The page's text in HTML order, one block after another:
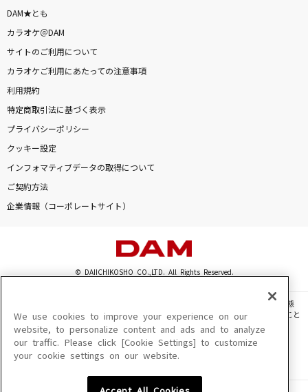
DAM★とも
カラオケ＠DAM
サイトのご利用について
カラオケご利用にあたっての注意事項
利用規約
特定商取引法に基づく表示
プライバシーポリシー
クッキー設定
インフォマティブデータの取得について
ご契約方法
企業情報（コーポレートサイト）
© DAIICHIKOSHO CO.,LTD. All Rights Reserved.
このサイトに掲載されている一切の文章・画像・写真・動画・音声等を、手段や形態
を問わず、著作権法の定める範囲を超えて無断で複製、転載、ファイル化などすること
を禁じます。
楽曲及びコンテンツは、機種によりご利用いただけない場合があります。
楽曲及びコンテンツの配信日、配信内容が変更になる場合があります。
We use cookies to improve your experience on our
website, to personalize content and ads and to analyze
our traffic. Please click [Cookie Settings] to customize
your cookie settings on our website.